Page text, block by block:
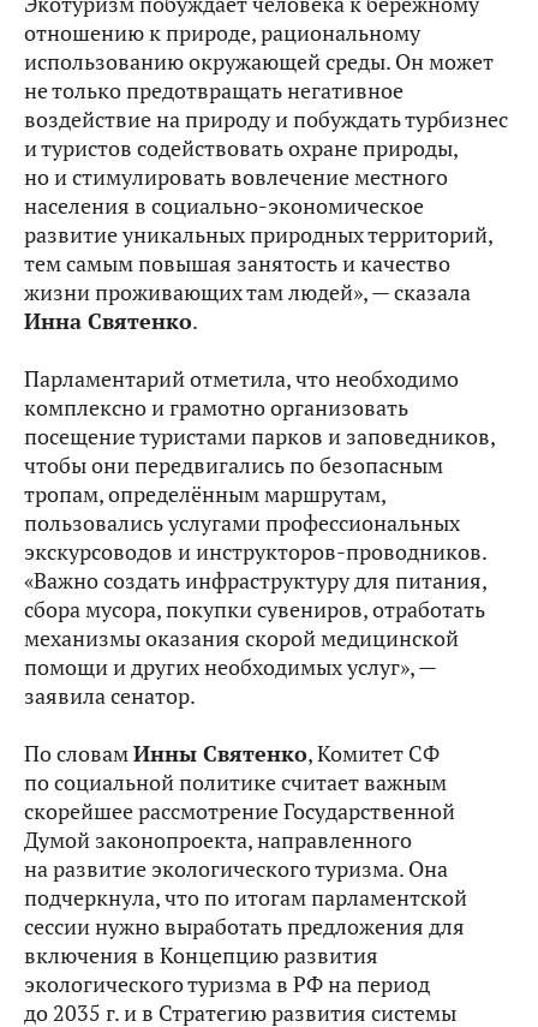
отношению к природе, рациональному
использованию окружающей среды. Он может
не только предотвращать негативное
воздействие на природу и побуждать турбизнес
и туристов содействовать охране природы,
но и стимулировать вовлечение местного
населения в социально-экономическое
развитие уникальных природных территорий,
тем самым повышая занятость и качество
жизни проживающих там людей», — сказала
Инна Святенко.
Парламентарий отметила, что необходимо
комплексно и грамотно организовать
посещение туристами парков и заповедников,
чтобы они передвигались по безопасным
тропам, определённым маршрутам,
пользовались услугами профессиональных
экскурсоводов и инструкторов-проводников.
«Важно создать инфраструктуру для питания,
сбора мусора, покупки сувениров, отработать
механизмы оказания скорой медицинской
помощи и других необходимых услуг», —
заявила сенатор.
По словамИнны Святенко, Комитет СФ
по социальной политике считает важным
скорейшее рассмотрение Государственной
Думой законопроекта, направленного
на развитие экологического туризма. Она
подчеркнула, что по итогам парламентской
сессии нужно выработать предложения для
включения в Концепцию развития
экологического туризма в РФ на период
до 2035 г. и в Стратегию развития системы